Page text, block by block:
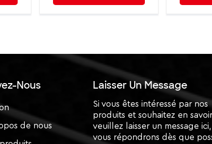
Nous
de nous
Laisser Un Message
Si vous êtes intéressé par nos
produits et souhaitez en
veuillez laisser un message
vous répondrons dès que